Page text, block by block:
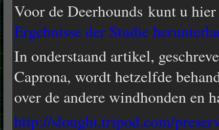
Voor de Deerhounds kunt u
Ergebnisse der Studie
In onderstaand artikel,
Caprona, wordt hetzelfde
over de andere windhonden en
http://sloughi.tripod.com/